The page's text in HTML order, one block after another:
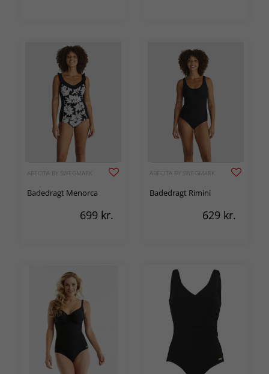
ABECITA BY SWEGMARK
Badedragt Menorca
699 kr.
ABECITA BY SWEGMARK
Badedragt Rimini
629 kr.